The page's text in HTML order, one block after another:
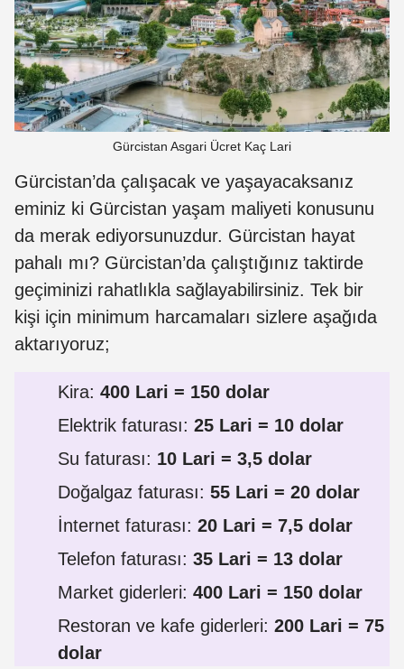
Gürcistan Asgari Ücret Kaç Lari
Gürcistan’da çalışacak ve yaşayacaksanız
eminiz ki Gürcistan yaşam maliyeti konusunu
da merak ediyorsunuzdur. Gürcistan hayat
pahalı mı? Gürcistan’da çalıştığınız taktirde
geçiminizi rahatlıkla sağlayabilirsiniz. Tek bir
kişi için minimum harcamaları sizlere aşağıda
aktarıyoruz;
Kira: 400 Lari = 150 dolar
Elektrik faturası: 25 Lari = 10 dolar
Su faturası: 10 Lari = 3,5 dolar
Doğalgaz faturası: 55 Lari = 20 dolar
İnternet faturası: 20 Lari = 7,5 dolar
Telefon faturası: 35 Lari = 13 dolar
Market giderleri: 400 Lari = 150 dolar
Restoran ve kafe giderleri: 200 Lari = 75
dolar